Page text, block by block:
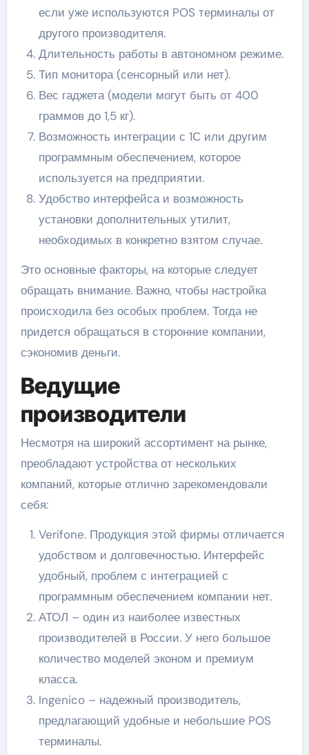
если уже используются POS терминалы от
другого производителя.
Длительность работы в автономном режиме.
Тип монитора (сенсорный или нет).
Вес гаджета (модели могут быть от 400
граммов до 1,5 кг).
Возможность интеграции с 1С или другим
программным обеспечением, которое
используется на предприятии.
Удобство интерфейса и возможность
установки дополнительных утилит,
необходимых в конкретно взятом случае.
Это основные факторы, на которые следует
обращать внимание. Важно, чтобы настройка
происходила без особых проблем. Тогда не
придется обращаться в сторонние компании,
сэкономив деньги.
Ведущие
производители
Несмотря на широкий ассортимент на рынке,
преобладают устройства от нескольких
компаний, которые отлично зарекомендовали
себя:
Verifone. Продукция этой фирмы отличается
удобством и долговечностью. Интерфейс
удобный, проблем с интеграцией с
программным обеспечением компании нет.
АТОЛ – один из наиболее известных
производителей в России. У него большое
количество моделей эконом и премиум
класса.
Ingenico – надежный производитель,
предлагающий удобные и небольшие POS
терминалы.